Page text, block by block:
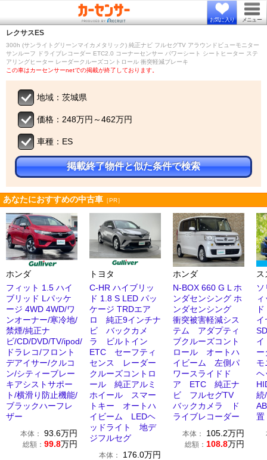
お気に入り メニュー
レクサス ES
300h (サンライトグリーンマイカメタリック) 純正ナビ フルセグTV アラウンドビューモニター
サンルーフ ドライブレコーダー ETC2.0 コーナーセンサー パワーシート シートヒーター ステ
アリングヒーター レーダークルーズコントロール 衝突軽減ブレーキ
この車はカーセンサーnetでの掲載が終了しております。
地域：茨城県
価格：248万円～462万円
車種：ES
掲載終了物件と似た条件で検索
あなたにおすすめの中古車 ［PR］
ホンダ
フィット 1.5 ハイ
ブリッド Lパッケ
ージ 4WD 4WD/ワ
ンオーナー/寒冷地/
禁煙/純正ナ
ビ/CD/DVD/TV/ipod/
ドラレコ/フロント
デアイサー/クルコ
ン/シティーブレー
キアシストサポー
ト/横滑り防止機能/
ブラックハーフレ
ザー
本体： 93.6万円
総額： 99.8万円
トヨタ
C-HR ハイブリッ
ド 1.8 S LED パッ
ケージ TRDエア
ロ 純正9インチナ
ビ バックカメ
ラ ビルトイン
ETC セーフティ
センス レーダー
クルーズコントロ
ール 純正アルミ
ホイール スマー
トキー オートハ
イビーム LEDヘ
ッドライト 地デ
ジフルセグ
本体： 176.0万円
ホンダ
N-BOX 660 G L ホ
ンダセンシング ホ
ンダセンシング
衝突被害軽減シス
テム アダプティ
ブクルーズコント
ロール オートハ
イビーム 左側パ
ワースライドド
ア ETC 純正ナ
ビ フルセグTV
バックカメラ ド
ライブレコーダー
本体： 105.2万円
総額： 108.8万円
ス
イ
イ
ー
モ
ヘ
続
置